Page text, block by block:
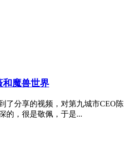
和魔兽世界
了分享的视频，对第九城市CEO陈
的，很是敬佩，于是...